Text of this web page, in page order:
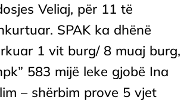
Veliaj, për 11 të
SPAK ka dhënë
1 vit burg/ 8 muaj burg,
583 mijë leke gjobë Ina
– shërbim prove 5 vjet